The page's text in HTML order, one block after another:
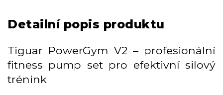
Detailní popis produktu
Tiguar PowerGym V2 – profesionální
fitness pump set pro efektivní silový
trénink